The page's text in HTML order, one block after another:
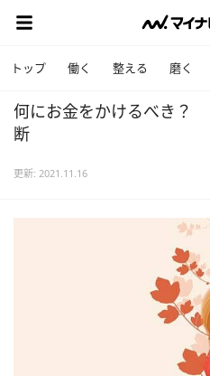
トップ 働く 整える 磨く
何にお金をかけるべき？
断
更新: 2021.11.16